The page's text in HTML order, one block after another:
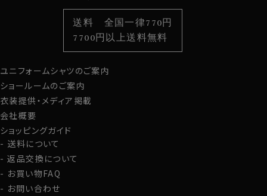
色から選ぶ
柄から選ぶ
スタイルから選ぶ
カジュアルシャツ
定番シャツ
サスペンダー
財布・名刺入れ
バッグ
ストール・マフラー
グローブ
ユニフォームシャツのご案内
ショールームのご案内
衣装提供・メディア掲載
会社概要
ショッピングガイド
送料について
返品交換について
お買い物FAQ
お問い合わせ
送料 全国一律770円
7700円以上送料無料